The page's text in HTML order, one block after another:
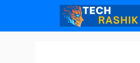
content
content